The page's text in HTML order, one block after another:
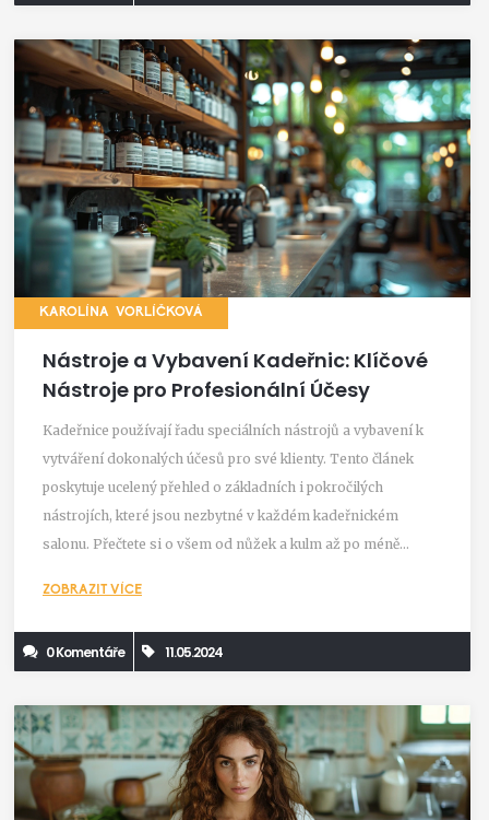
KAROLÍNA VORLÍČKOVÁ
Nástroje a Vybavení Kadeřnic: Klíčové
Nástroje pro Profesionální Účesy
Kadeřnice používají řadu speciálních nástrojů a vybavení k
vytváření dokonalých účesů pro své klienty. Tento článek
poskytuje ucelený přehled o základních i pokročilých
nástrojích, které jsou nezbytné v každém kadeřnickém
salonu. Přečtete si o všem od nůžek a kulm až po méně
pro jejich používání.
ZOBRAZIT VÍCE
0 Komentáře 11.05.2024